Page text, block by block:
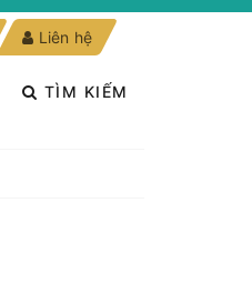
Liên hệ
TÌM KIẾM